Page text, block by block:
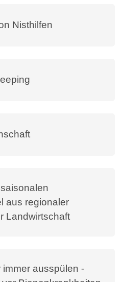
Nisthilfen
aus regionaler
Landwirtschaft
immer ausspülen -